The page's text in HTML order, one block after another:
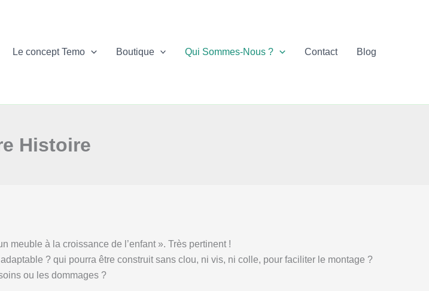
Le concept Temo Boutique Qui Sommes-Nous ? Contact Blog
Histoire
meuble à la croissance de l’enfant ». Très pertinent !
? qui pourra être construit sans clou, ni vis, ni colle, pour faciliter le montage ?
ou les dommages ?